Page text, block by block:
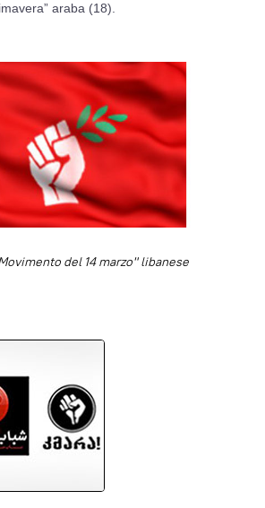
araba (18).
del 14 marzo" libanese